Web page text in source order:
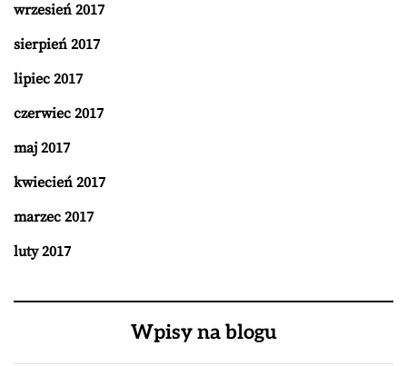
wrzesień 2017
sierpień 2017
lipiec 2017
czerwiec 2017
maj 2017
kwiecień 2017
marzec 2017
luty 2017
Wpisy na blogu